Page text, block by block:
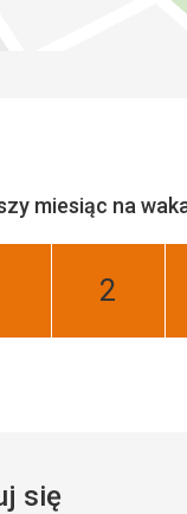
miesiąc na
Luty:
się